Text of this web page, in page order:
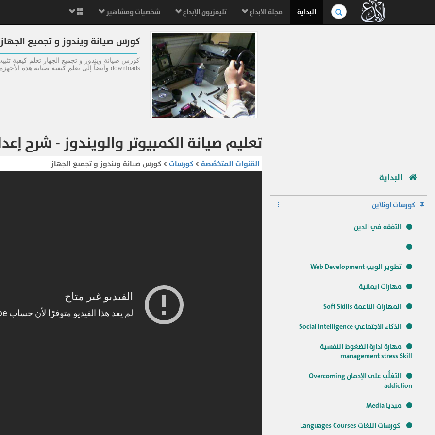
بحث
في
الموسوعة..
البداية مجلة الابداع تليفزيون الإبداع شخصيات ومشاهير
البداية
كورسات اونلاين
التفقه في الدين
تطوير الويب Web Development
مهارات ايمانية
المهارات الناعمة Soft Skills
الذكاء الاجتماعي Social Intelligence
مهارة ادارة الضغوط النفسية
management stress Skill
التغلُّب على الإدمان Overcoming
addiction
ميديا Media
كورسات اللغات Languages Courses
كورس صيانة ويندوز و تجميع الجهاز
downloads وأيضاً إلى تعلم كيفية صيانة هذه الأجهزة, الصيانة والهاردوير ,أساسيات ويندوز فى دبلومة التجميع والصيانة .
تعليم صيانة الكمبيوتر والويندوز - شرح
القنوات المتخصّصة > كورسات > كورس صيانة ويندوز و تجميع الجهاز